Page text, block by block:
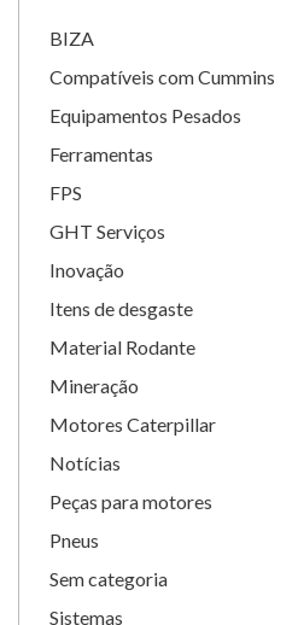
BIZA
Compatíveis com Cummins
Equipamentos Pesados
Ferramentas
FPS
GHT Serviços
Inovação
Itens de desgaste
Material Rodante
Mineração
Motores Caterpillar
Notícias
Peças para motores
Pneus
Sem categoria
Sistemas